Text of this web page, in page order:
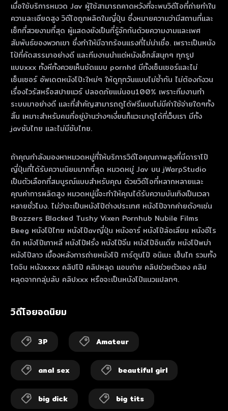
เมื่อใช้บริการหมวด Jav ผู้ใช้สามารถคาดหวังที่จะพบวิดีโอที่ถ่ายทําใน
ความละเอียดสูง วิดีโอถูกผลิตในญี่ปุ่น ซึ่งหมายความว่ามีสถานที่และ
เซ็ทที่สวยงามที่สุด ผู้แสดงยังเป็นที่รู้จักกันด้วยความงามและเพศ
สัมพันธ์ของพวกเขา ซึ่งทําให้มีฉากร้อนแรงที่ไม่น่าเชื่อ. เพราะเป็นหนัง
โป้ที่คัดสรรมาอย่างดี และทีมงานนำแต่หนังเอ็กส์สนุกๆ ทุกรูป
แบบxxx ทั้งหีทั้งควยเห็นชัดแบบ pornhd มีทั้งเซ็นเซอร์และไม่
เซ็นเซอร์ อัพเดตหนังโป๊ะใหม่ๆ ให้ดูทุกวันแบบไม่ซ้ำกัน ไม่ต้องกังวน
เรื่องไวรัสหรือสปายแวร์ ปลอดภัยแน่นอน100% เพราะทีมงานทำ
ระบบมาอย่างดี และที่สำคัญสามารถดูได้ฟรีแบบไม่มีค่าใช้จ่ายใดๆทั้ง
สิ้น เหมาะสำหรับคนที่อยู่บ้านว่างๆเงี่ยนก็แวะมาดูได้ที่เว็บเรา มีทั้ง
javซับไทย และไม่มีซับไทย.
ถ้าคุณกําลังมองหาหมวดหมู่ที่ให้บริการวิดีโอคุณภาพสูงที่มีดาราโป๊
ญี่ปุ่นที่ได้รับความนิยมมากที่สุด หมวดหมู่ Jav บน jWarpStudio
เป็นตัวเลือกที่สมบูรณ์แบบสําหรับคุณ ด้วยวิดีโอที่หลากหลายและ
คุณค่าการผลิตสูง หมวดหมู่นี้จะทําให้คุณได้รับความบันเทิงเป็นเวลา
หลายชั่วโมง. ไม่ว่าจะเป็นหนังโป๊ต่างประเทศ หนังโป๊จากค่ายดังๆเช่น
Brazzers Blacked Tushy Vixen Pornhub Nubile Films
Beeg หนังโป๊ไทย หนังโป๊avญี่ปุ่น หนังอาร์ หนังโป๊ล้อเลียน หนังอีโร
ติก หนังโป๊เกาหลี หนังโป๊ฝรั่ง หนังโป๊จีน หนังโป๊อินเดีย หนังโป๊พม่า
หนังโป๊ลาว เบื้องหลังการถ่ายหนังโป๊ การ์ตูนโป๊ อนิเมะ เฮ็นไท รวมทั้ง
โดจิน หนังxxxx คลิปโป๊ คลิปหลุด แอบถ่าย คลิปช่วยตัวเอง คลิป
หลุดจากกลุ่มลับ คลิปxxx หรือจะเป็นหนังโป๊แนวแปลกๆ.
วิดีโอยอดนิยม
3P Amateur
anal sex beautiful girl
big dick big tits